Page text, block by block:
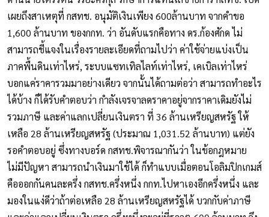
เผยถึงสาเหตุที่ กสทช. อนุมัติเงินเพียง 600ล้านบาท จากคำขอ
1,600 ล้านบาท ของกกท. ว่า อันดับแรกคือทาง ดร.ก้องศักด ไม่
สามารถชี้แจงในเรื่องรายละเอียดที่ถามไปว่า ค่าใช้จ่ายแบ่งเป็น
ภาคพื้นดินเท่าไหร่, ระบบแซทเทิลไลท์เท่าไหร่, เคเบิลเท่าไหร่
บอกแค่ราคารวมมาอย่างเดียว จากนั้นได้ถามต่อว่า สามารถทำอะไร
ได้บ้าง ก็ได้รับคำตอบว่า กำลังเจรจาลดราคาอยู่จากราคาเดิมยังไม่
รวมภาษี และค่าแลกเปลี่ยนเงินตรา ที่ 36 ล้านเหรียญสหรัฐ ให้
เหลือ 28 ล้านเหรียญสหรัฐ (ประมาณ 1,031.52 ล้านบาท) แต่ยัง
รอคำตอบอยู่ ซึ่งทางบอร์ด กสทช.พิจารณากันว่า ในข้อกฎหมาย
ไม่มีปัญหา สามารถนำเงินมาใช้ได้ ก็ทำแบบเมื่อตอนโอลิมปิกเกมส์
คือออกกันคนละครึ่ง กสทช.ครึ่งหนึ่ง กกท.ไปหาเองอีกครึ่งหนึ่ง และ
มองในแง่ดีว่าถ้าต่อเหลือ 28 ล้านเหรียญสหรัฐได้ บวกกับค่าภาษี